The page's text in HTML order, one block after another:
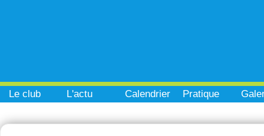
Le club L'actu Calendrier Pratique